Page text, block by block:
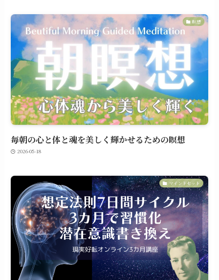
瞑想
毎朝の心と体と魂を美しく輝かせるための瞑想
2026-05-18
マインドセット